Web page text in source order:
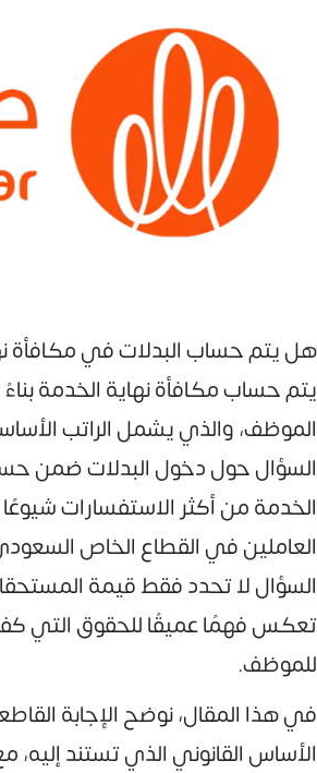
هل يتم حساب البدلات في مكافأة
يتم حساب مكافأة نهاية الخدمة
الموظف، والذي يشمل الراتب
السؤال حول دخول البدلات ضمن
الخدمة من أكثر الاستفسارات
العاملين في القطاع الخاص
السؤال لا تحدد فقط قيمة
تعكس فهمًا عميقًا للحقوق التي
للموظف.
في هذا المقال، نوضح الإجابة
الأساس القانوني الذي تستند